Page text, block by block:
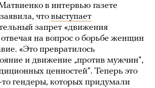
в интервью газете
что выступает
запрет «движения
на вопрос о борьбе женщин
«Это превратилось
и движение „против мужчин“,
ценностей“. Теперь это
гендеры, которых придумали